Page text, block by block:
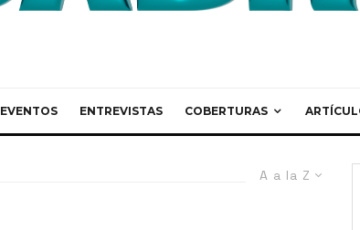
EVENTOS ENTREVISTAS COBERTURAS
A a la Z